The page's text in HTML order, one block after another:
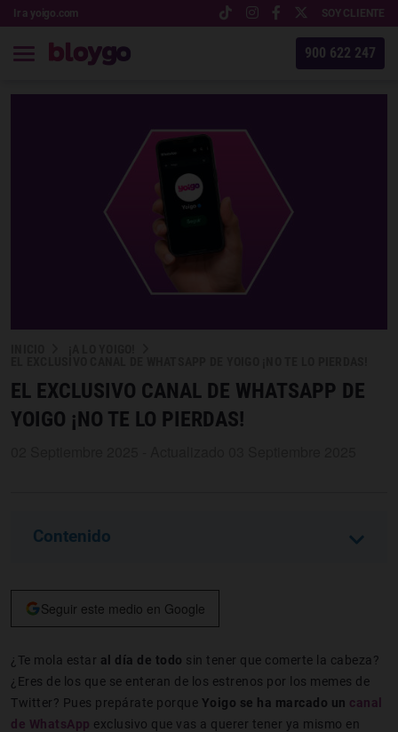
Ir a yoigo.com SOY CLIENTE
900 622 247
EL EXCLUSIVO CANAL DE WHATSAPP DE
YOIGO ¡NO TE LO PIERDAS!
Contenido
Seguir este medio en Google
¿Te mola estar al día de todo sin tener que comerte la cabeza?
¿Eres de los que se enteran de los estrenos por los memes de
Twitter? Pues prepárate porque Yoigo se ha marcado un canal
de WhatsApp exclusivo que vas a querer tener ya mismo en